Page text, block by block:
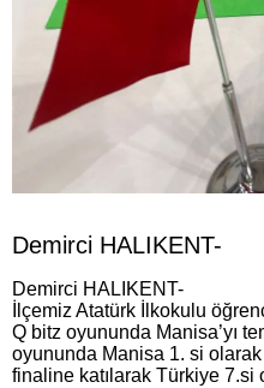
Demirci HALIKENT-
Demirci HALIKENT-
İlçemiz Atatürk İlkokulu
Q bitz oyununda Manisa’yı
oyununda Manisa 1. si
finaline katılarak Türkiye 7.si